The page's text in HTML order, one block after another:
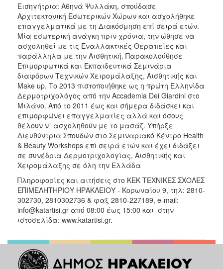
Εισηγήτρια: Αθηνά Ψυλλάκη, σπούδασε
Αρχιτεκτονική Εσωτερικών Χώρων και ασχολήθηκε
επαγγελματικά με τη Διακόσμηση επί σειρά ετών.
Μία εσωτερική ανάγκη πριν χρόνια, την ώθησε να
ασχοληθεί με τις Εναλλακτικές Θεραπείες και
παράλληλα με την Αισθητική. Παρακολούθησε
Επιμορφωτικά και Εκπαιδευτικά Σεμινάρια
διαφόρων Τεχνικών Χειρομάλαξης, Αισθητικής και
Make up. Το 2013 πιστοποιήθηκε ως η πρώτη Ελληνίδα
Δερμοτριχολόγος από την Accademia Dei Giardini στο
Μιλάνο. Από το 2011 έως και σήμερα διδάσκει και
επιμορφώνει επαγγελματίες αλλά και όσους
θέλουν ν΄ ασχοληθούν με το μασάζ. Υπήρξε
Διευθύντρια Σπουδών στο Σεμιναριακό Κέντρο Health
& Beauty Workshops επί σειρά ετών και έχει διδάξει
σε συνέδρια Δερμοτριχολογίας, Αισθητικής και
Χειρομάλαξης σε όλη την Ελλάδα
Πληροφορίες και αιτήσεις στο ΚΕΚ ΤΕΧΝΙΚΕΣ ΣΧΟΛΕΣ
ΕΠΙΜΕΛΗΤΗΡΙΟΥ ΗΡΑΚΛΕΙΟΥ - Κορωναίου 9, τηλ: 2810-
302730, 2810302736 & φαξ 2810-227189, e-mail:
info@katartisi.gr από 08:00 έως 15:00 και στην
ιστοσελίδα: www.katartisi.gr.